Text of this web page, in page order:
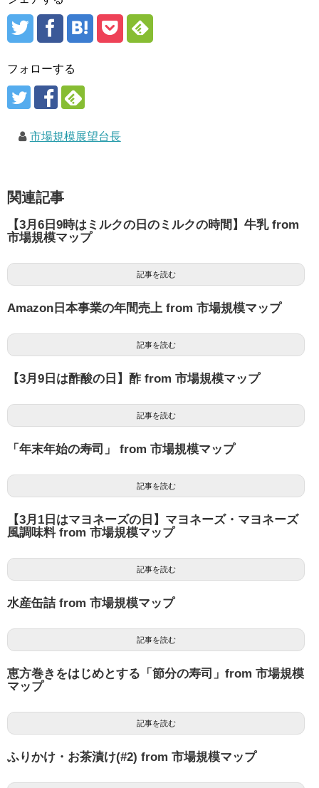
フォローする
市場規模展望台長
関連記事
【3月6日9時はミルクの日のミルクの時間】牛乳 from
市場規模マップ
記事を読む
Amazon日本事業の年間売上 from 市場規模マップ
記事を読む
【3月9日は酢酸の日】酢 from 市場規模マップ
記事を読む
「年末年始の寿司」 from 市場規模マップ
記事を読む
【3月1日はマヨネーズの日】マヨネーズ・マヨネーズ
風調味料 from 市場規模マップ
記事を読む
水産缶詰 from 市場規模マップ
記事を読む
恵方巻きをはじめとする「節分の寿司」from 市場規模
マップ
記事を読む
ふりかけ・お茶漬け(#2) from 市場規模マップ